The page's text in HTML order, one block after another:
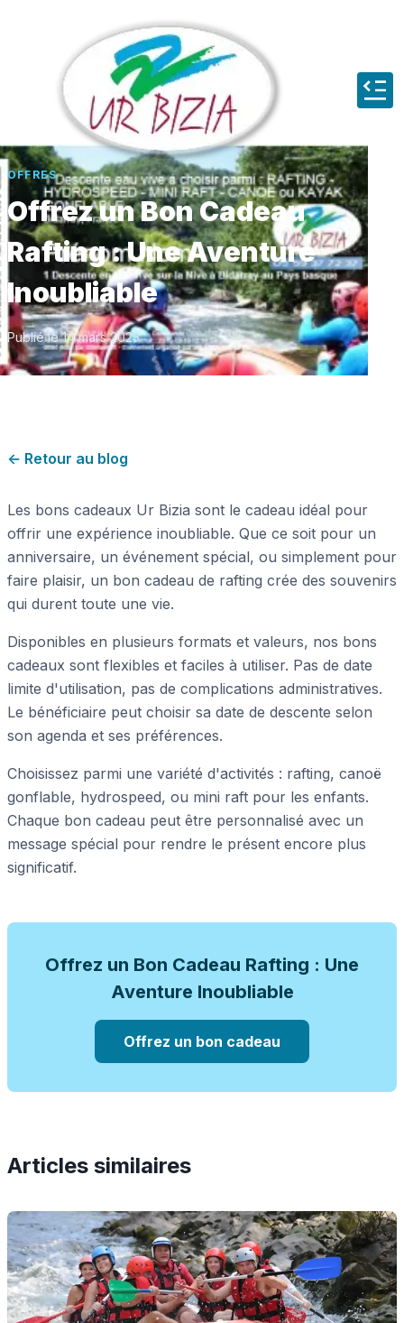
OFFRES
Offrez un Bon Cadeau
Rafting : Une Aventure
Inoubliable
Publié le 14 mars 2025
← Retour au blog
Les bons cadeaux Ur Bizia sont le cadeau idéal pour
offrir une expérience inoubliable. Que ce soit pour un
anniversaire, un événement spécial, ou simplement pour
faire plaisir, un bon cadeau de rafting crée des souvenirs
qui durent toute une vie.
Disponibles en plusieurs formats et valeurs, nos bons
cadeaux sont flexibles et faciles à utiliser. Pas de date
limite d'utilisation, pas de complications administratives.
Le bénéficiaire peut choisir sa date de descente selon
son agenda et ses préférences.
Choisissez parmi une variété d'activités : rafting, canoë
gonflable, hydrospeed, ou mini raft pour les enfants.
Chaque bon cadeau peut être personnalisé avec un
message spécial pour rendre le présent encore plus
significatif.
Offrez un Bon Cadeau Rafting : Une
Aventure Inoubliable
Offrez un bon cadeau
Articles similaires